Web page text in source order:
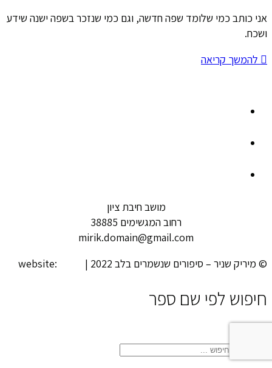
אני כותב כמי שלומד שפה חדשה, וגם כמי שנזכר בשפה ישנה שידע
ושכח.
להמשך קריאה
מושב חיבת ציון
רחוב המגשימים 38885
mirik.domain@gmail.com
© מיריק שניר – סיפורים שנשמרים בלב 2022 | website:
חיפוש לפי שם ספר